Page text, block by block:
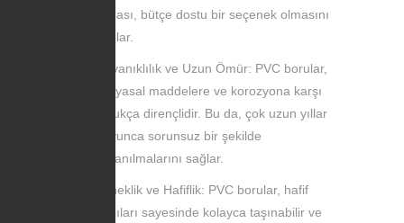
olması, bütçe dostu bir seçenek olmasını
sağlar.
Dayanıklılık ve Uzun Ömür: PVC borular,
kimyasal maddelere ve korozyona karşı
oldukça dirençlidir. Bu da, çok uzun yıllar
boyunca sorunsuz bir şekilde
kullanılmalarını sağlar.
Esneklik ve Hafiflik: PVC borular, hafif
yapıları sayesinde kolayca taşınabilir ve